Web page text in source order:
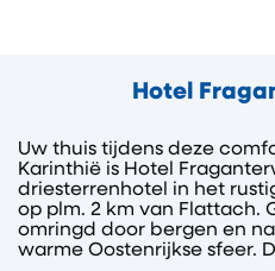
Hotel
Uw thuis tijdens deze
Karinthië is Hotel
driesterrenhotel in het
op plm. 2 km van Flattach.
omringd door bergen en
warme Oostenrijkse sfeer.